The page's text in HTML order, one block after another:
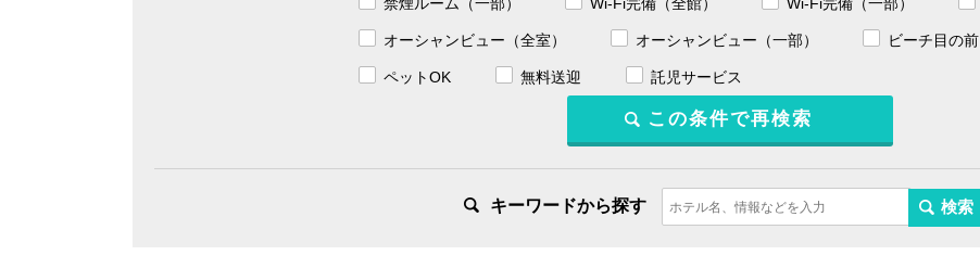
オーシャンビュー（全室） オーシャンビュー（一部） ビーチ目の前
ペットOK 無料送迎 託児サービス
キーワードから探す